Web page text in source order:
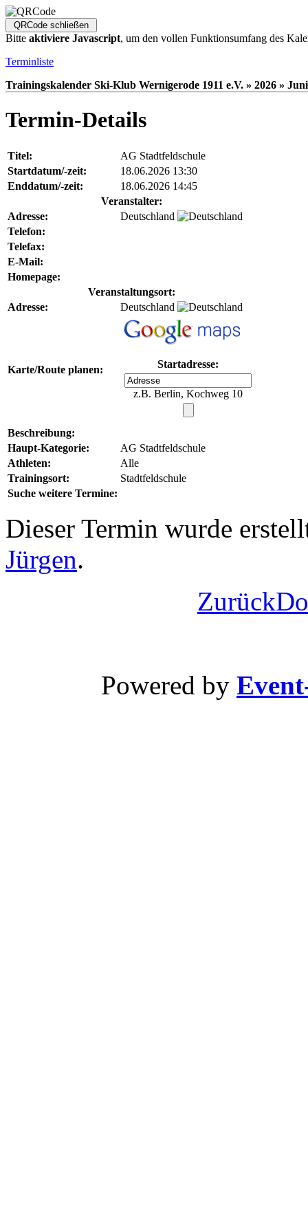
Bitte aktiviere Javascript, um den vollen Funktionsumfang des
Terminliste
Trainingskalender Ski-Klub Wernigerode 1911 e.V. » 2026 »
Termin-Details
Titel:
AG Stadtfeldschule
Startdatum/-zeit:
18.06.2026 13:30
Enddatum/-zeit:
18.06.2026 14:45
Veranstalter:
Adresse:
Deutschland
Telefon:
Telefax:
E-Mail:
Homepage:
Veranstaltungsort:
Adresse:
Deutschland
Karte/Route planen: Startadresse:
z.B. Berlin, Kochweg 10
Beschreibung:
Haupt-Kategorie:
AG Stadtfeldschule
Athleten:
Alle
Trainingsort:
Stadtfeldschule
Suche weitere Termine:
Dieser Termin wurde
Jürgen.
Zurück
Powered by